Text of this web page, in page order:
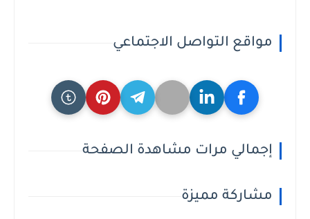
مواقع التواصل الاجتماعي
إجمالي مرات مشاهدة الصفحة
مشاركة مميزة